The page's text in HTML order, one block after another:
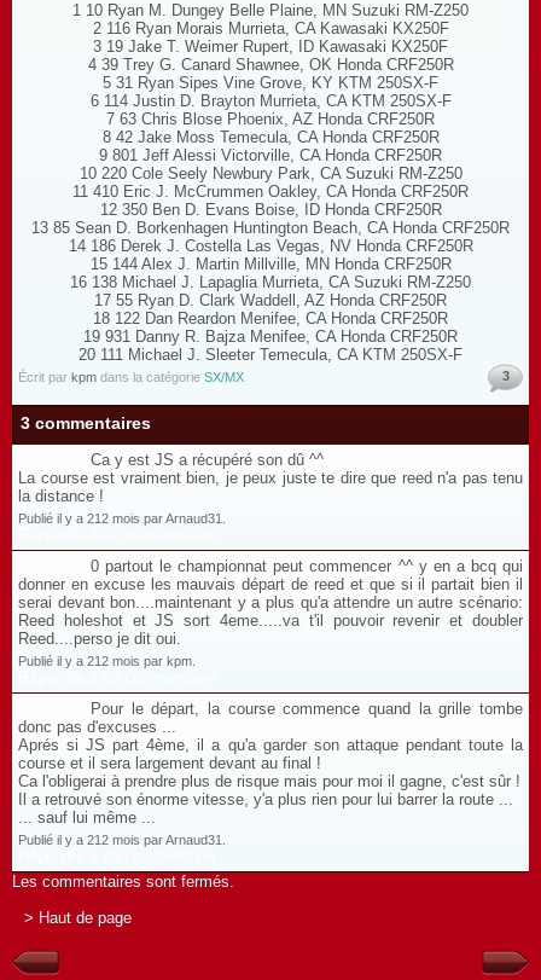
1 10 Ryan M. Dungey Belle Plaine, MN Suzuki RM-Z250
2 116 Ryan Morais Murrieta, CA Kawasaki KX250F
3 19 Jake T. Weimer Rupert, ID Kawasaki KX250F
4 39 Trey G. Canard Shawnee, OK Honda CRF250R
5 31 Ryan Sipes Vine Grove, KY KTM 250SX-F
6 114 Justin D. Brayton Murrieta, CA KTM 250SX-F
7 63 Chris Blose Phoenix, AZ Honda CRF250R
8 42 Jake Moss Temecula, CA Honda CRF250R
9 801 Jeff Alessi Victorville, CA Honda CRF250R
10 220 Cole Seely Newbury Park, CA Suzuki RM-Z250
11 410 Eric J. McCrummen Oakley, CA Honda CRF250R
12 350 Ben D. Evans Boise, ID Honda CRF250R
13 85 Sean D. Borkenhagen Huntington Beach, CA Honda CRF250R
14 186 Derek J. Costella Las Vegas, NV Honda CRF250R
15 144 Alex J. Martin Millville, MN Honda CRF250R
16 138 Michael J. Lapaglia Murrieta, CA Suzuki RM-Z250
17 55 Ryan D. Clark Waddell, AZ Honda CRF250R
18 122 Dan Reardon Menifee, CA Honda CRF250R
19 931 Danny R. Bajza Menifee, CA Honda CRF250R
20 111 Michael J. Sleeter Temecula, CA KTM 250SX-F
Écrit par kpm dans la catégorie SX/MX 3
3 commentaires
Ca y est JS a récupéré son dû ^^
La course est vraiment bien, je peux juste te dire que reed n'a pas tenu
la distance !
Publié il y a 212 mois par Arnaud31.
0 partout le championnat peut commencer ^^ y en a bcq qui
donner en excuse les mauvais départ de reed et que si il partait bien il
serai devant bon....maintenant y a plus qu'a attendre un autre scénario:
Reed holeshot et JS sort 4eme.....va t'il pouvoir revenir et doubler
Reed....perso je dit oui.
Publié il y a 212 mois par kpm.
Pour le départ, la course commence quand la grille tombe
donc pas d'excuses ...
Aprés si JS part 4ème, il a qu'a garder son attaque pendant toute la
course et il sera largement devant au final !
Ca l'obligerai à prendre plus de risque mais pour moi il gagne, c'est sûr !
Il a retrouvé son énorme vitesse, y'a plus rien pour lui barrer la route ...
... sauf lui même ...
Publié il y a 212 mois par Arnaud31.
Les commentaires sont fermés.
> Haut de page